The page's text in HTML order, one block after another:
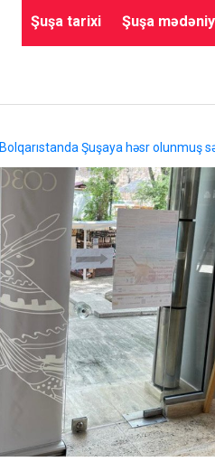
Şuşa tarixi Şuşa
Bolqarıstanda Şuşaya həsr olunmuş